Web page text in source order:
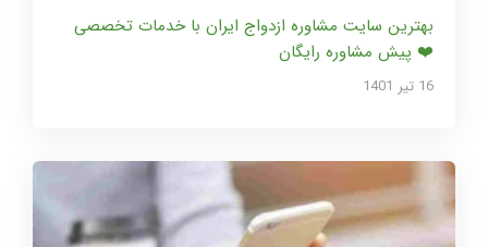
بهترین سایت مشاوره ازدواج ایران با خدمات تخصصی
❤️ پیش مشاوره رایگان
16 تير 1401